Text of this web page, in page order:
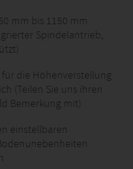
mm bis 1150 mm
Spindelantrieb,
die Höhenverstellung
(Teilen Sie uns ihren
Bemerkung mit)
einstellbaren